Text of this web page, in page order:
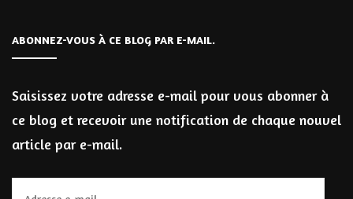
ABONNEZ-VOUS À CE BLOG PAR E-MAIL.
Saisissez votre adresse e-mail pour vous abonner à
ce blog et recevoir une notification de chaque nouvel
article par e-mail.